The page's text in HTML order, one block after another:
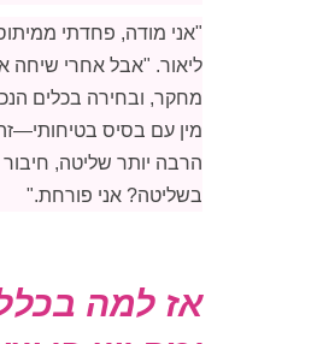
"אני מודה, פחדתי
ליאור. "אבל אחרי שיחה
מחקר, ובחירה בכלים
מין עם בסיס
הרבה יותר שליטה,
בשליטה? אני פורחת."
אז למה